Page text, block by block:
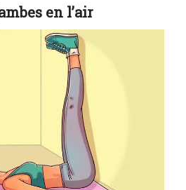
en l’air